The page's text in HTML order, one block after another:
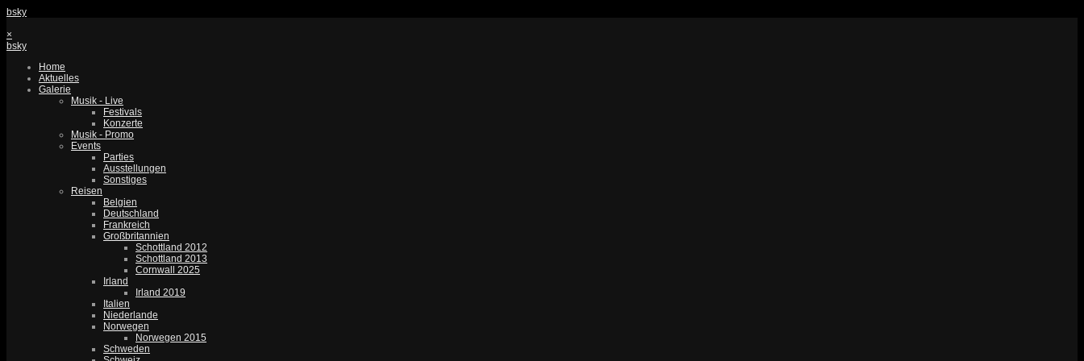
bsky
×
bsky
Home
Aktuelles
Galerie
Musik - Live
Festivals
Konzerte
Musik - Promo
Events
Parties
Ausstellungen
Sonstiges
Reisen
Belgien
Deutschland
Frankreich
Großbritannien
Schottland 2012
Schottland 2013
Cornwall 2025
Irland
Irland 2019
Italien
Niederlande
Norwegen
Norwegen 2015
Schweden